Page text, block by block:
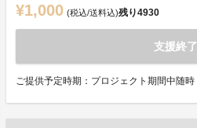
¥1,000 (税込/送料込)残り4930
支援終了
ご提供予定時期：プロジェクト期間中随時